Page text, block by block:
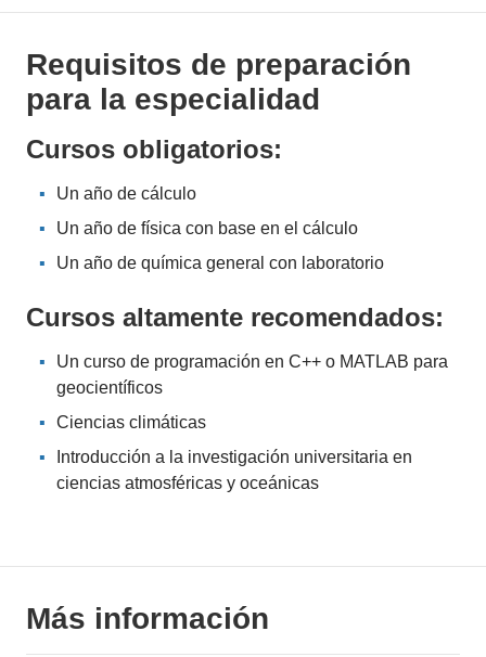
Requisitos de preparación
para la especialidad
Cursos obligatorios:
Un año de cálculo
Un año de física con base en el cálculo
Un año de química general con laboratorio
Cursos altamente recomendados:
Un curso de programación en C++ o MATLAB para
geocientíficos
Ciencias climáticas
Introducción a la investigación universitaria en
ciencias atmosféricas y oceánicas
Más información